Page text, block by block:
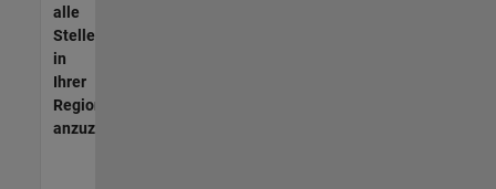
alle
Stellenangebote
in
Ihrer
Region
anzuzeigen.